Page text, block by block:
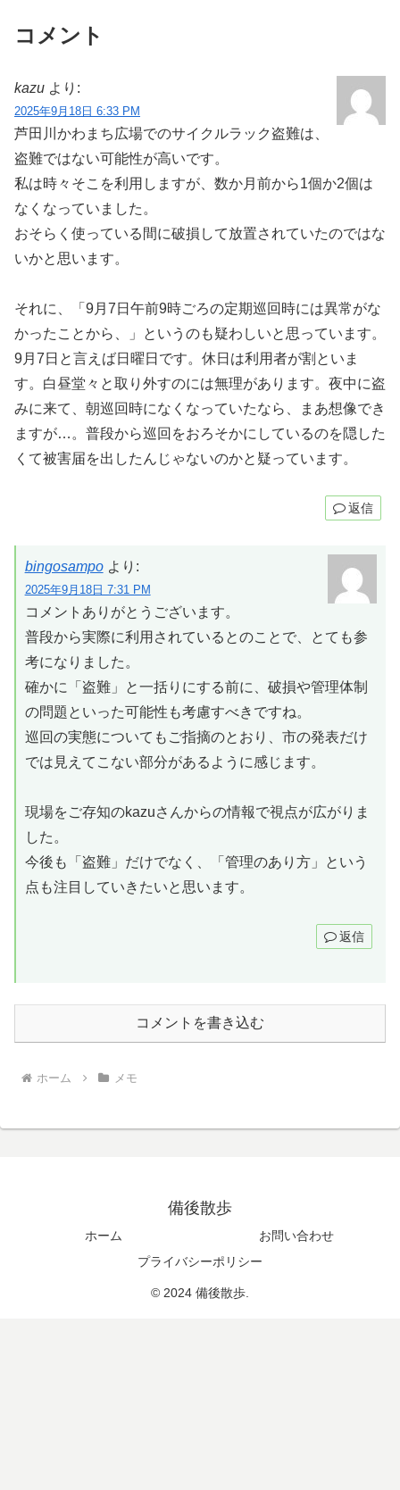
コメント
kazu より:
2025年9月18日 6:33 PM
芦田川かわまち広場でのサイクルラック盗難は、
盗難ではない可能性が高いです。
私は時々そこを利用しますが、数か月前から1個か2個は
なくなっていました。
おそらく使っている間に破損して放置されていたのではな
いかと思います。
それに、「9月7日午前9時ごろの定期巡回時には異常がな
かったことから、」というのも疑わしいと思っています。
9月7日と言えば日曜日です。休日は利用者が割といま
す。白昼堂々と取り外すのには無理があります。夜中に盗
みに来て、朝巡回時になくなっていたなら、まあ想像でき
ますが…。普段から巡回をおろそかにしているのを隠した
くて被害届を出したんじゃないのかと疑っています。
返信
bingosampo より:
2025年9月18日 7:31 PM
コメントありがとうございます。
普段から実際に利用されているとのことで、とても参
考になりました。
確かに「盗難」と一括りにする前に、破損や管理体制
の問題といった可能性も考慮すべきですね。
巡回の実態についてもご指摘のとおり、市の発表だけ
では見えてこない部分があるように感じます。
現場をご存知のkazuさんからの情報で視点が広がりま
した。
今後も「盗難」だけでなく、「管理のあり方」という
点も注目していきたいと思います。
返信
コメントを書き込む
ホーム メモ
備後散歩
ホーム
お問い合わせ
プライバシーポリシー
© 2024 備後散歩.